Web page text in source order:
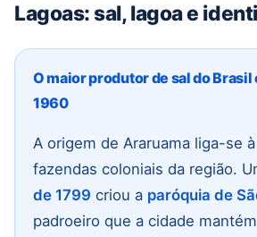
Lagoas: sal, lagoa e
O maior produtor de sal do Brasil
1960
A origem de Araruama liga-se à
fazendas coloniais da região.
de 1799 criou a paróquia de
padroeiro que a cidade